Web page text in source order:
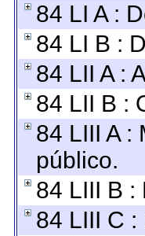
84 LI A :
84 LI B :
84 LII A :
84 LII B :
84 LIII A :
público.
84 LIII B :
84 LIII C